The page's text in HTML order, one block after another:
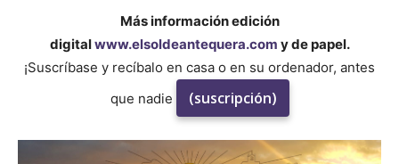
Más información edición
digitalwww.elsoldeantequera.com y de papel.
¡Suscríbase y recíbalo en casa o en su ordenador, antes
que nadie
(suscripción)